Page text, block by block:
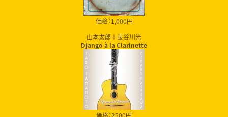
価格：1,000円
山本太郎＋長谷川光
Django à la Clarinette